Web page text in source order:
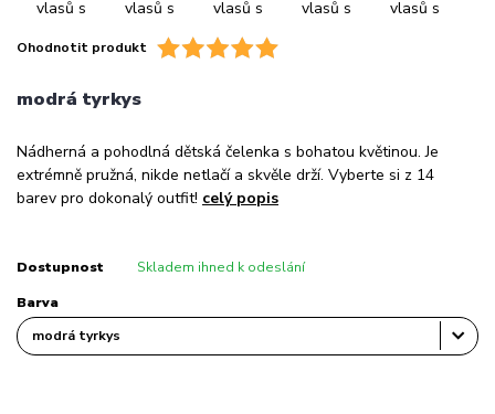
Ohodnotit produkt
modrá tyrkys
Nádherná a pohodlná dětská čelenka s bohatou květinou. Je
extrémně pružná, nikde netlačí a skvěle drží. Vyberte si z 14
barev pro dokonalý outfit! celý popis
Dostupnost Skladem ihned k odeslání
Barva